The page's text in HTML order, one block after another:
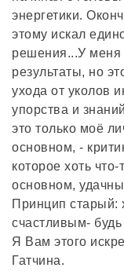
энергетики.
этому искал
решения...У меня
результаты, но
ухода от уколов
упорства и
это только моё
основном, -
которое хоть
основном,
Принцип старый:
счастливым-
Я Вам этого
Гатчина.